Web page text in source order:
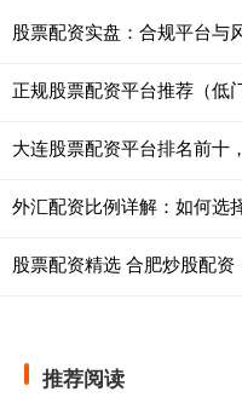
股票配资实盘：合规平台与
正规股票配资平台推荐（低
大连股票配资平台排名前十
外汇配资比例详解：如何选
股票配资精选 合肥炒股配
推荐阅读